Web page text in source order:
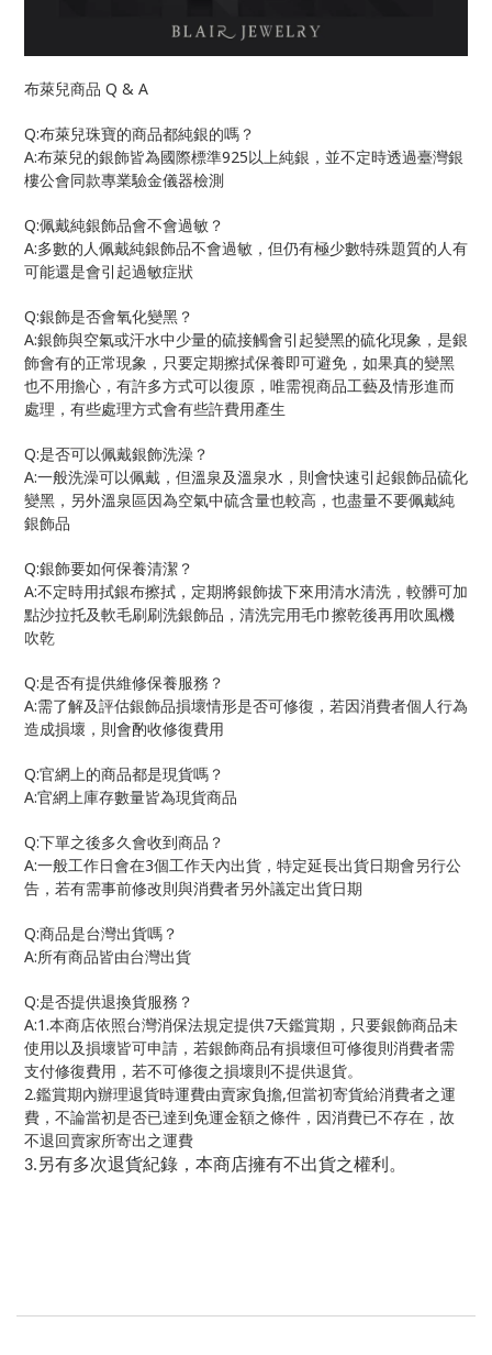
布萊兒商品 Q & A
Q:布萊兒珠寶的商品都純銀的嗎？
A:布萊兒的銀飾皆為國際標準925 以上純銀，並不定時透過臺灣銀
樓公會同款專業驗金儀器檢測
Q:佩戴純銀飾品會不會過敏？
A:多數的人佩戴純銀飾品不會過敏，但仍有極少數特殊題質的人有
可能還是會引起過敏症狀
Q:銀飾是否會氧化變黑？
A:銀飾與空氣或汗水中少量的硫接觸會引起變黑的硫化現象，是銀
飾會有的正常現象，只要定期擦拭保養即可避免，如果真的變黑
也不用擔心，有許多方式可以復原，唯需視商品工藝及情形進而
處理，有些處理方式會有些許費用產生
Q:是否可以佩戴銀飾洗澡？
A:一般洗澡可以佩戴，但溫泉及溫泉水，則會快速引起銀飾品硫化
變黑，另外溫泉區因為空氣中硫含量也較高，也盡量不要佩戴純
銀飾品
Q:銀飾要如何保養清潔？
A:不定時用拭銀布擦拭，定期將銀飾拔下來用清水清洗，較髒可加
點沙拉托及軟毛刷刷洗銀飾品，清洗完用毛巾擦乾後再用吹風機
吹乾
Q:是否有提供維修保養服務？
A:需了解及評估銀飾品損壞情形是否可修復，若因消費者個人行為
造成損壞，則會酌收修復費用
Q:官網上的商品都是現貨嗎？
A:官網上庫存數量皆為現貨商品
Q:下單之後多久會收到商品？
A:一般工作日會在3個工作天內出貨，特定延長出貨日期會另行公
告，若有需事前修改則與消費者另外議定出貨日期
Q:商品是台灣出貨嗎？
A:所有商品皆由台灣出貨
Q:是否提供退換貨服務？
A:1.本商店依照台灣消保法規定提供7天鑑賞期，只要銀飾商品未
使用以及損壞皆可申請，若銀飾商品有損壞但可修復則消費者需
支付修復費用，若不可修復之損壞則不提供退貨。
2.鑑賞期內辦理退貨時運費由賣家負擔,但當初寄貨給消費者之運
費，不論當初是否已達到免運金額之條件，因消費已不存在，故
不退回賣家所寄出之運費
3.另有多次退貨紀錄，本商店擁有不出貨之權利。